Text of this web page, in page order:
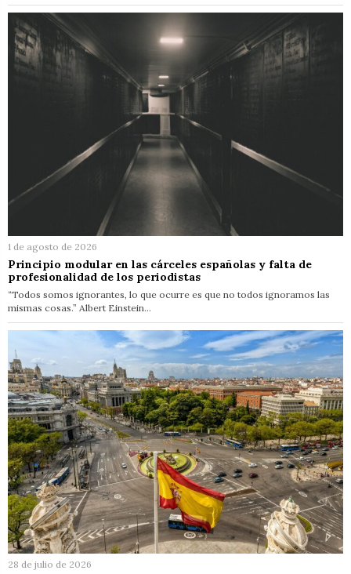
1 de agosto de 2026
Principio modular en las cárceles españolas y falta de
profesionalidad de los periodistas
“Todos somos ignorantes, lo que ocurre es que no todos ignoramos las
mismas cosas.” Albert Einstein…
28 de julio de 2026